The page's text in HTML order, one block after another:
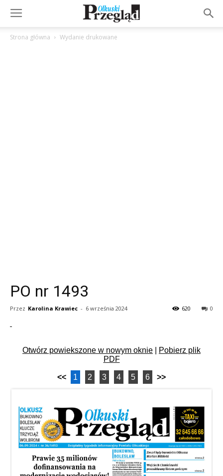
Strona główna Wydanie drukowane
PO nr 1493
Przez Karolina Krawiec - 6 września 2024 0
620